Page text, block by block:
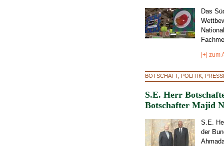
Das
|+| zum
BOTSCHAFT, POLITIK,
S.E. Herr
Botschafter Majid
S.E.
der